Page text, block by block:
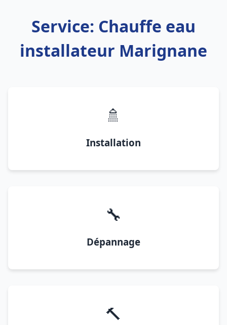
Service: Chauffe eau
installateur Marignane
🚿
Installation
🔧
Dépannage
🔨